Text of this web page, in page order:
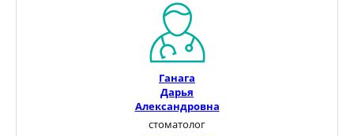
Ганага
Дарья
Александровна
стоматолог